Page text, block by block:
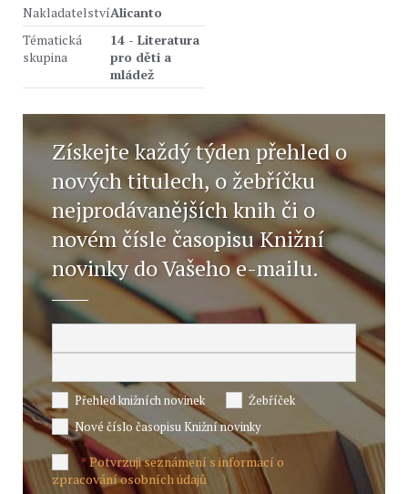
NakladatelstvíAlicanto
Tématická
skupina
14 - Literatura
pro děti a
mládež
Získejte každý týden přehled o
nových titulech, o žebříčku
nejprodávanějších knih či o
novém čísle časopisu Knižní
novinky do Vašeho e-mailu.
Přehled knižních novinek
Žebříček
Nové číslo časopisu Knižní novinky
*Potvrzuji seznámení s informací o
zpracování osobních údajů